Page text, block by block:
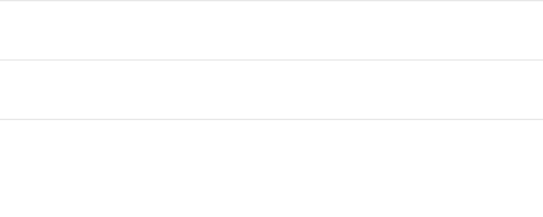
Glomp AXA ceramica quantità